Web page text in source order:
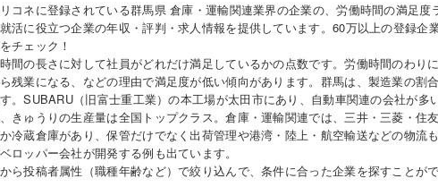
コネに登録されている群馬県 倉庫・運輸関連業界の企業の、労働時間の満足
活に役立つ企業の年収・評判・求人情報を提供しています。60万以上の登録企
チェック！
間の長さに対して社員がどれだけ満足しているかの点数です。労働時間のわり
残業になる、などの理由で満足度が低い傾向があります。群馬は、製造業の割
。SUBARU（旧富士重工業）の本工場が太田市にあり、自動車関連の会社が多
きゅうりの生産量は全国トップクラス。倉庫・運輸関連では、三井・三菱・住
冷蔵倉庫があり、保管だけでなく出荷管理や港湾・陸上・航空輸送などの物流
ロッパー会社が開発する例も出ています。
ら投稿者属性（職種年齢など）で絞り込んで、条件に合った企業を探すことがで